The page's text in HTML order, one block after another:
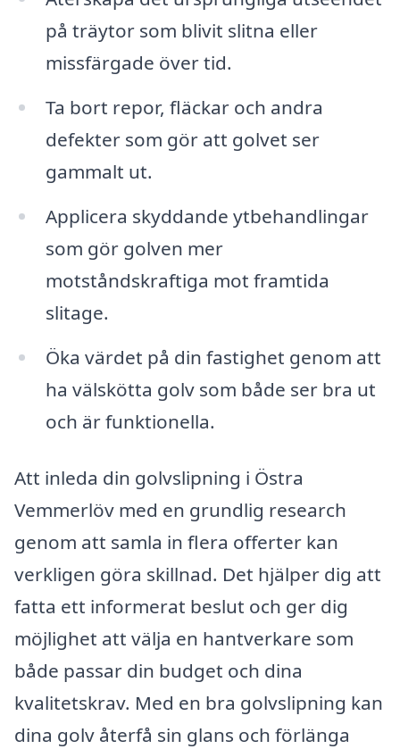
på träytor som blivit slitna eller
missfärgade över tid.
Ta bort repor, fläckar och andra
defekter som gör att golvet ser
gammalt ut.
Applicera skyddande ytbehandlingar
som gör golven mer
motståndskraftiga mot framtida
slitage.
Öka värdet på din fastighet genom att
ha välskötta golv som både ser bra ut
och är funktionella.
Att inleda din golvslipning i Östra
Vemmerlöv med en grundlig research
genom att samla in flera offerter kan
verkligen göra skillnad. Det hjälper dig att
fatta ett informerat beslut och ger dig
möjlighet att välja en hantverkare som
både passar din budget och dina
kvalitetskrav. Med en bra golvslipning kan
dina golv återfå sin glans och förlänga